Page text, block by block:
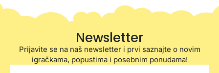
Newsletter
Prijavite se na naš newsletter i prvi saznajte o novim
igračkama, popustima i posebnim ponudama!